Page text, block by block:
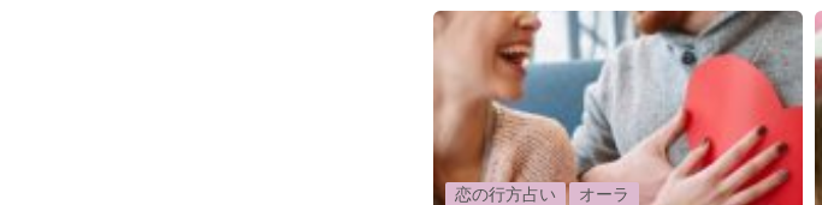
恋の行方占い
オーラ